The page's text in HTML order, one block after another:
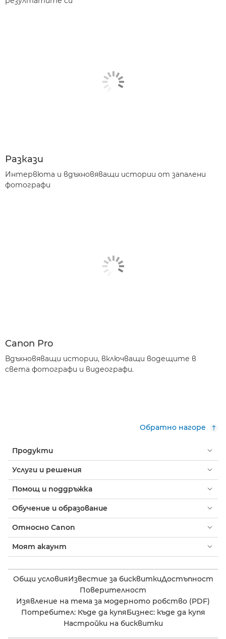
Разкази
Интервюта и вдъхновяващи истории от запалени
фотографи
Canon Pro
Вдъхновяващи истории, включващи водещите в
света фотографи и видеографи.
Обратно нагоре
Продукти
Услуги и решения
Помощ и поддръжка
Обучение и образование
Относно Canon
Моят акаунт
Общи условияИзвестие за бисквиткиДостъпност
Поверителност
Изявление на тема за модерното робство (PDF)
Потребител: Къде да купяБизнес: къде да купя
Настройки на бисквитки